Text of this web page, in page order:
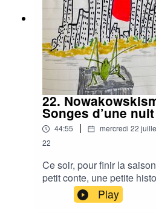
22.
Songes d’une
44:55 | mercredi 22
22
Ce soir, pour finir la
petit conte, une petite
certainement qui
des événements
Play